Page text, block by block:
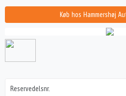
Køb hos Hammershøj
Reservedelsnr.